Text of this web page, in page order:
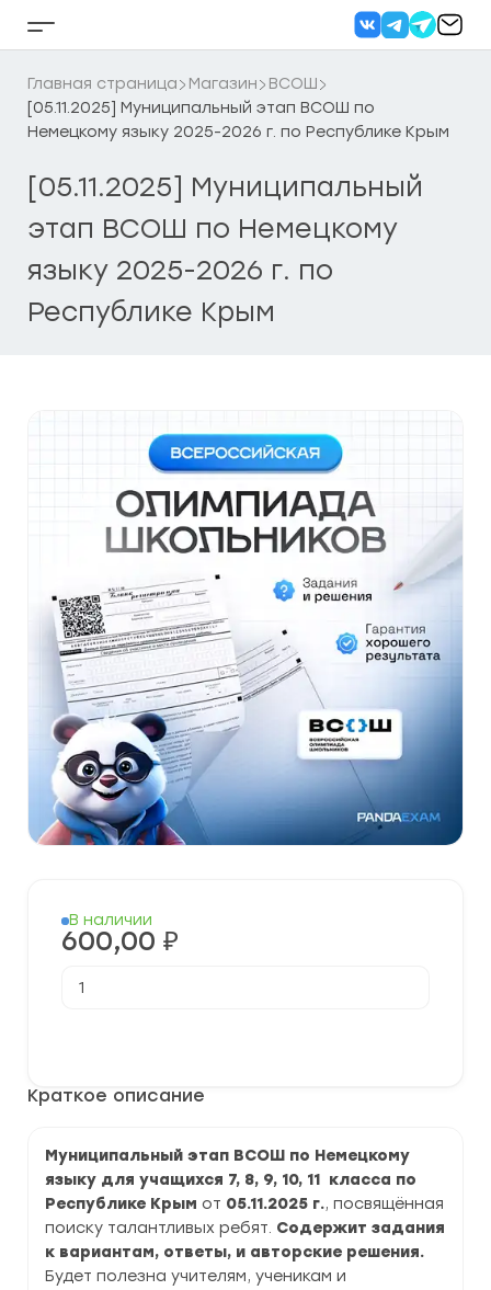
Кнопка
бокового
меню
Главная страница Магазин
ВСОШ
[05.11.2025] Муниципальный этап ВСОШ по
Немецкому языку 2025-2026 г. по Республике Крым
[05.11.2025] Муниципальный
этап ВСОШ по Немецкому
языку 2025-2026 г. по
Республике Крым
Краткое описание
Муниципальный этап ВСОШ по Немецкому
языку для учащихся 7, 8, 9, 10, 11 класса по
Республике Крым от 05.11.2025 г., посвящённая
поиску талантливых ребят. Содержит задания
к вариантам, ответы, и авторские решения.
Будет полезна учителям, ученикам и
В наличии
600,00 ₽
товара
Немецкому
2026
г.
по
Республике
Крым